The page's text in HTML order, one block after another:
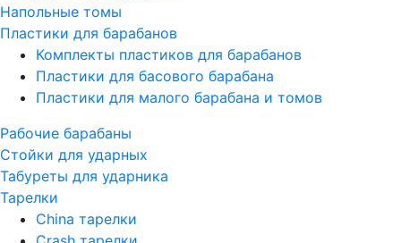
Напольные томы
Пластики для барабанов
Комплекты пластиков для барабанов
Пластики для басового барабана
Пластики для малого барабана и томов
Рабочие барабаны
Стойки для ударных
Табуреты для ударника
Тарелки
China тарелки